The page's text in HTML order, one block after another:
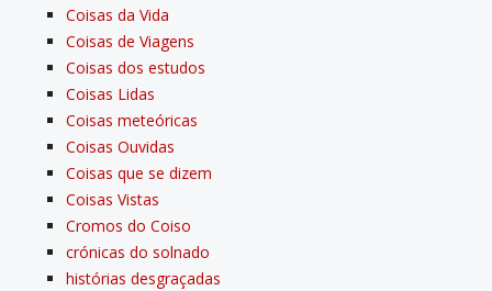
Coisas da Vida
Coisas de Viagens
Coisas dos estudos
Coisas Lidas
Coisas meteóricas
Coisas Ouvidas
Coisas que se dizem
Coisas Vistas
Cromos do Coiso
crónicas do solnado
histórias desgraçadas